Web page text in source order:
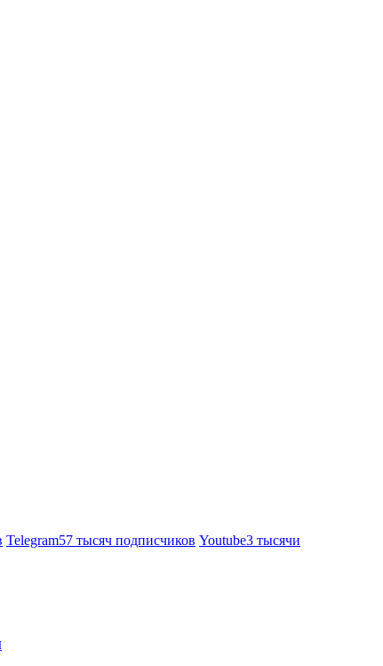
Telegram57 тысяч подписчиков Youtube3 тысячи